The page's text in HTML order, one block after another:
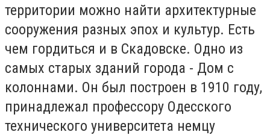
территории можно найти архитектурные
сооружения разных эпох и культур. Есть
чем гордиться и в Скадовске. Одно из
самых старых зданий города - Дом с
колоннами. Он был построен в 1910 году,
принадлежал профессору Одесского
технического университета немцу